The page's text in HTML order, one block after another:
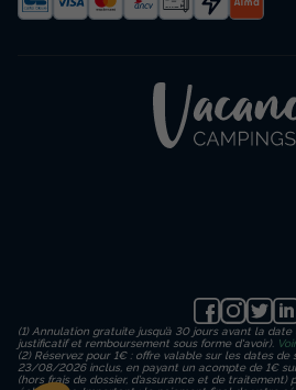
(1) Annulation gratuite jusqu’à 30 jours avant la
justificatif et remboursement sous forme d'avoir).
(2) Réservez pour 1€ : offre valable sur les dates
23/08/2026 inclus, en payant un acompte de 1€
(hors frais de dossier, d’assurance et de traitement)